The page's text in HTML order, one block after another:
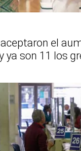
el
ya son 11 los